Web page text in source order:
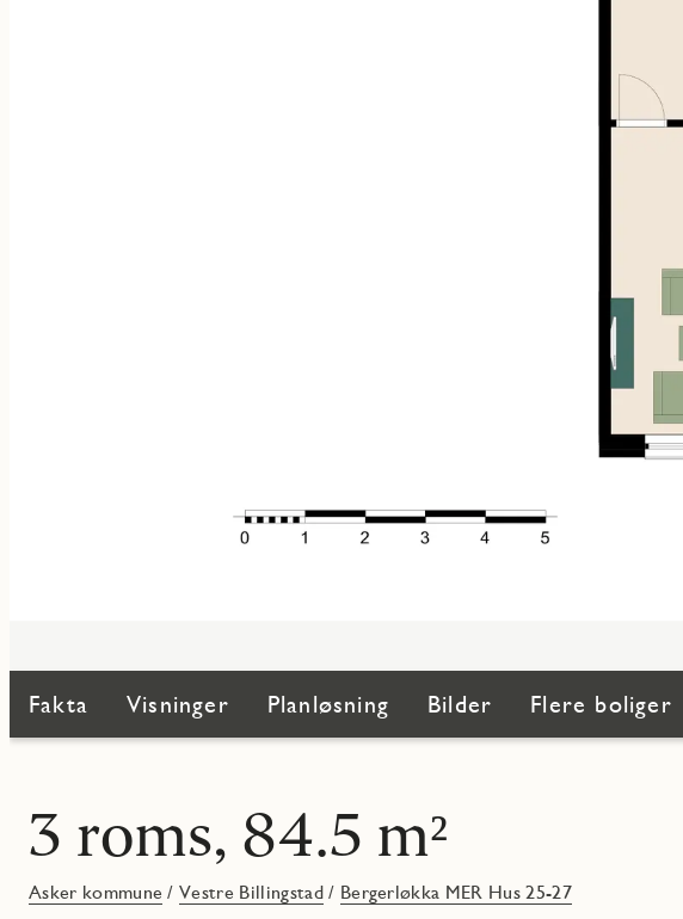
Fakta Visninger Planløsning Bilder Flere boliger
3 roms, 84.5 m²
Asker kommune /Vestre Billingstad/ Bergerløkka MER Hus 25-27